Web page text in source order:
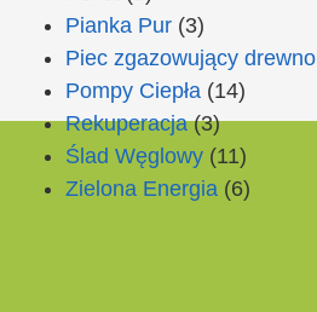
Pianka Pur (3)
Piec zgazowujący drewno
Pompy Ciepła (14)
Rekuperacja(3)
Ślad Węglowy (11)
Zielona Energia (6)